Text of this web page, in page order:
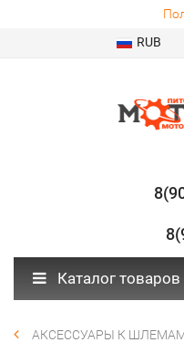
RUB
Каталог товаров
АКСЕССУАРЫ К